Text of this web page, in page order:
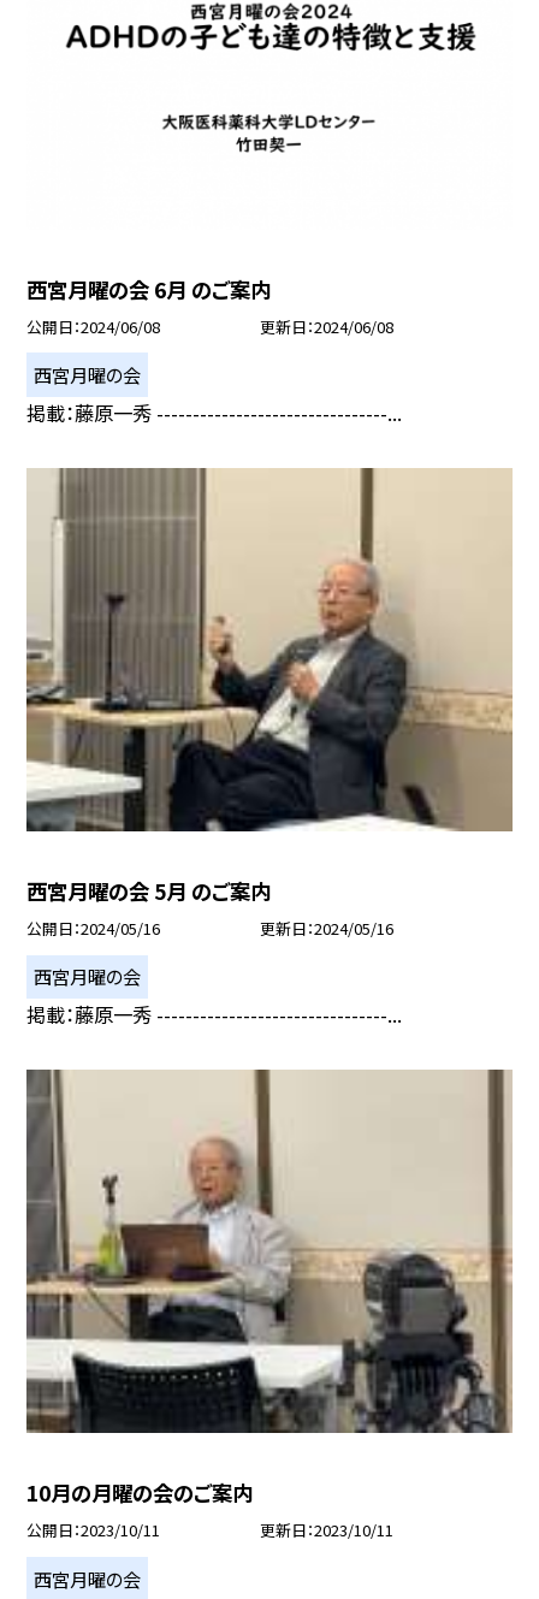
西宮月曜の会 6月 のご案内
公開日 2024/06/08 更新日 2024/06/08
西宮月曜の会
掲載：藤原一秀 --------------------------------...
西宮月曜の会 5月 のご案内
公開日 2024/05/16 更新日 2024/05/16
西宮月曜の会
掲載：藤原一秀 --------------------------------...
10月の月曜の会のご案内
公開日 2023/10/11 更新日 2023/10/11
西宮月曜の会